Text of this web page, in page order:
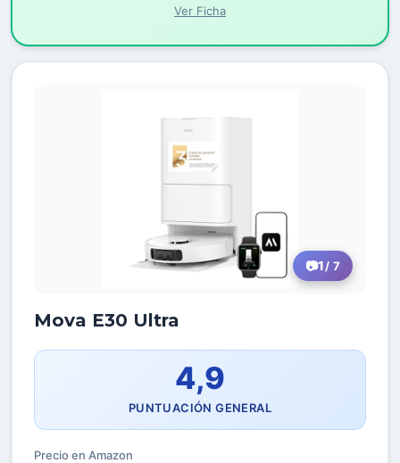
Ver Ficha
1/ 7
Mova E30 Ultra
4,9
PUNTUACIÓN GENERAL
Precio en Amazon